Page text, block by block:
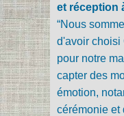
et réception
“Nous
d'avoir choisi
pour notre
capter des
émotion,
cérémonie et